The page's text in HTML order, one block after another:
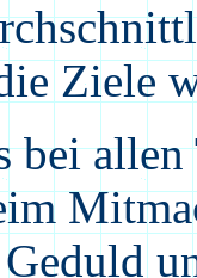
Ziele
bei